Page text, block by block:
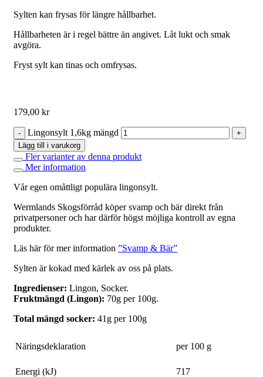
Sylten kan frysas för längre hållbarhet.
Hållbarheten är i regel bättre än angivet. Låt lukt och smak
avgöra.
Fryst sylt kan tinas och omfrysas.
179,00 kr
Lingonsylt 1,6kg mängd
Lägg till i varukorg
Fler varianter av denna produkt
Mer information
Vår egen omåttligt populära lingonsylt.
Wermlands Skogsförråd köper svamp och bär direkt från
privatpersoner och har därför högst möjliga kontroll av egna
produkter.
Läs här för mer information ”Svamp & Bär”
Sylten är kokad med kärlek av oss på plats.
Ingredienser: Lingon, Socker.
Fruktmängd (Lingon): 70g per 100g.
Total mängd socker: 41g per 100g
Näringsdeklaration per 100 g
Energi (kJ) 717